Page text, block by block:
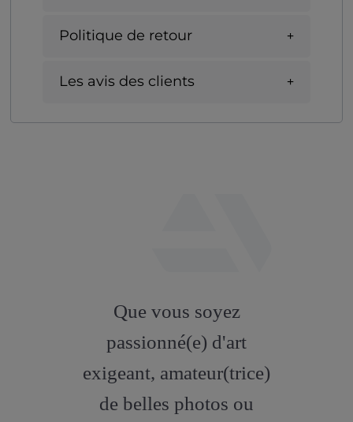
Politique de retour
Les avis des clients
artstation
Que vous soyez
passionné(e) d'art
exigeant, amateur(trice)
de belles photos ou